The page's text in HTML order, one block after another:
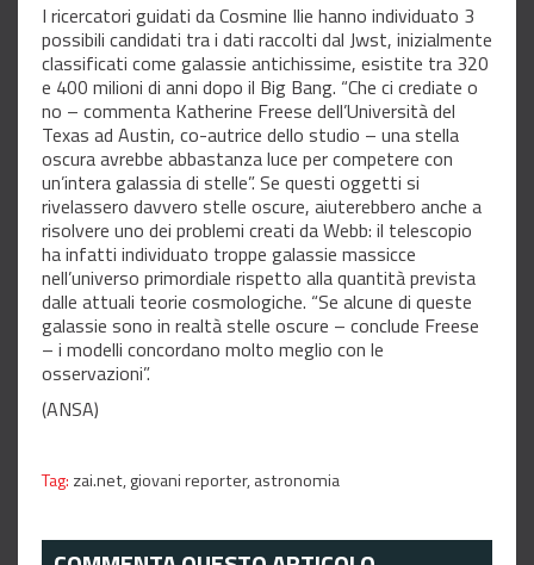
I ricercatori guidati da Cosmine Ilie hanno individuato 3
possibili candidati tra i dati raccolti dal Jwst, inizialmente
classificati come galassie antichissime, esistite tra 320
e 400 milioni di anni dopo il Big Bang. “Che ci crediate o
no – commenta Katherine Freese dell’Università del
Texas ad Austin, co-autrice dello studio – una stella
oscura avrebbe abbastanza luce per competere con
un’intera galassia di stelle”. Se questi oggetti si
rivelassero davvero stelle oscure, aiuterebbero anche a
risolvere uno dei problemi creati da Webb: il telescopio
ha infatti individuato troppe galassie massicce
nell’universo primordiale rispetto alla quantità prevista
dalle attuali teorie cosmologiche. “Se alcune di queste
galassie sono in realtà stelle oscure – conclude Freese
– i modelli concordano molto meglio con le
osservazioni”.
(ANSA)
Tag: zai.net,giovani reporter,astronomia